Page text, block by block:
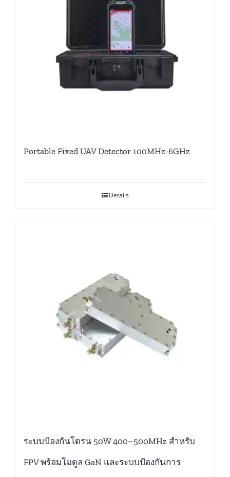
Portable Fixed UAV Detector 100MHz-6GHz
Details
ระบบป้องกันโดรน 50W 400–500MHz สำหรับ
FPV พร้อมโมดูล GaN และระบบป้องกันการ